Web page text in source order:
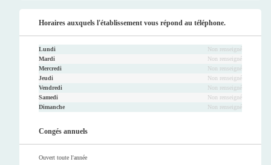
Horaires auxquels l'établissement vous répond au téléphone.
Lundi
Non renseigné
Mardi
Non renseigné
Mercredi
Non renseigné
Jeudi
Non renseigné
Vendredi
Non renseigné
Samedi
Non renseigné
Dimanche
Non renseigné
Congés annuels
Ouvert toute l'année